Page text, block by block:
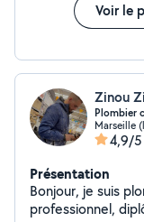
Voir le
Zinou
Plombier
Marseille
4,9/5
Présentation
Bonjour, je suis plombier
professionnel,